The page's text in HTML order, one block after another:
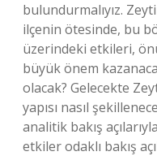
bulundurmalıyız.
ilçenin ötesinde, bu
üzerindeki etkileri,
büyük önem
olacak? Gelecekte
yapısı nasıl
analitik bakış
etkiler odaklı bakış